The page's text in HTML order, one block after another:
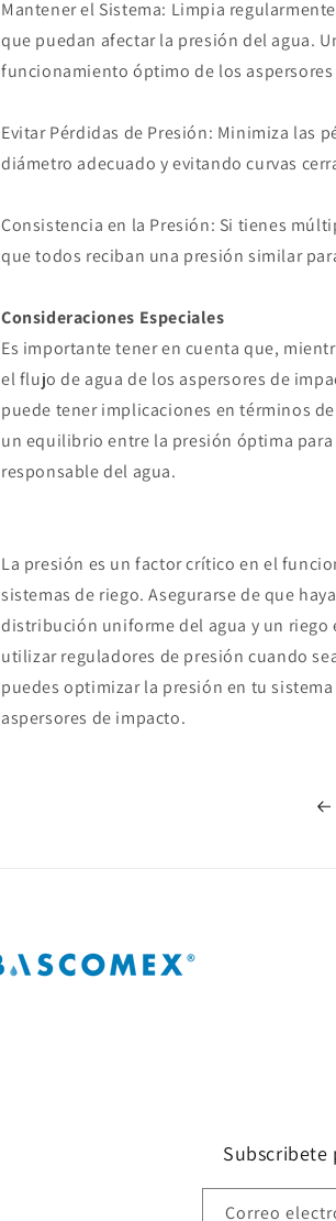
Mantener el Sistema: Limpia
que puedan afectar la presión del agua.
funcionamiento óptimo de los
Evitar Pérdidas de Presión: Minimiza las
diámetro adecuado y evitando curvas
Consistencia en la Presión: Si tienes
que todos reciban una presión similar
Consideraciones Especiales
Es importante tener en cuenta que,
el flujo de agua de los aspersores de
puede tener implicaciones en términos
un equilibrio entre la presión óptima
responsable del agua.
La presión es un factor crítico en el
sistemas de riego. Asegurarse de que
distribución uniforme del agua y un riego
utilizar reguladores de presión cuando
puedes optimizar la presión en tu
aspersores de impacto.
Subscribete
Correo